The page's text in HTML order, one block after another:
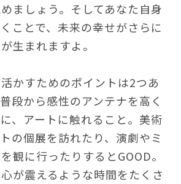
ましょう。そしてあなた自身
ことで、未来の幸せがさらに
生まれますよ。
かすためのポイントは2つあ
段から感性のアンテナを高く
、アートに触れること。美術
の個展を訪れたり、演劇やミ
観に行ったりするとGOOD。
が震えるような時間をたくさ